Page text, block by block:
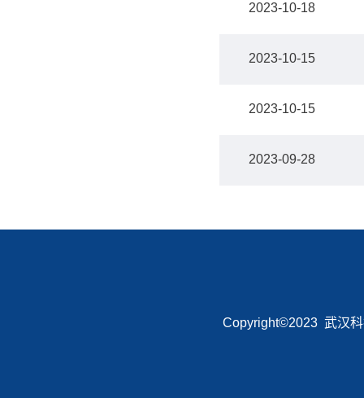
2023-10-18
2023-10-15
2023-10-15
2023-09-28
Copyright©2023 武汉